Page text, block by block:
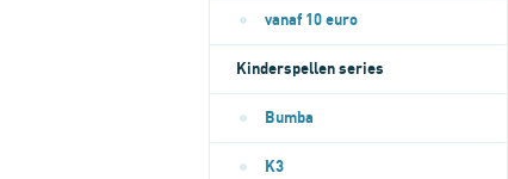
vanaf 10 euro
Kinderspellen series
Bumba
K3